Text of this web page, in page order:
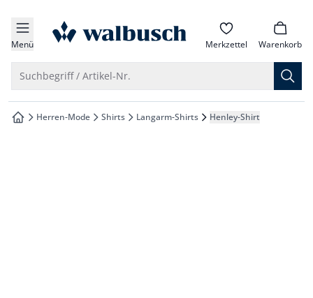
springen
springen
springen
springen
Menü zur Startseite Merkzettel Warenkorb
Suchbegriff / Artikel-Nr.
zur Startseite
Herren-Mode Shirts Langarm-Shirts Henley-Shirt